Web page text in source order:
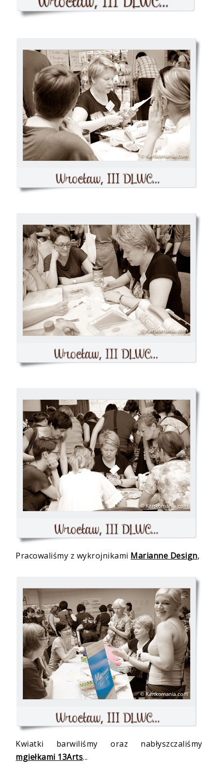
Pracowaliśmy z wykrojnikami Marianne Design,
Kwiatki barwiliśmy oraz nabłyszczaliśmy
mgiełkami 13Arts...